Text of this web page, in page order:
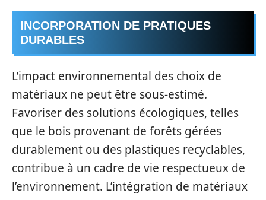
INCORPORATION DE PRATIQUES
DURABLES
L’impact environnemental des choix de
matériaux ne peut être sous-estimé.
Favoriser des solutions écologiques, telles
que le bois provenant de forêts gérées
durablement ou des plastiques recyclables,
contribue à un cadre de vie respectueux de
l’environnement. L’intégration de matériaux